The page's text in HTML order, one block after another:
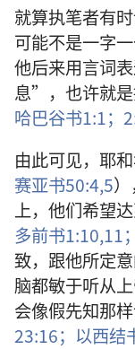
就算执笔者有
可能不是一字
他后来用言词
息”，也许就
哈巴谷书1:1；
由此可见，耶
赛亚书50:4,5
上，他们希望
多前书1:10,11；
致，跟他所定
脑都敏于听从
会像假先知那
23:16； 以西结